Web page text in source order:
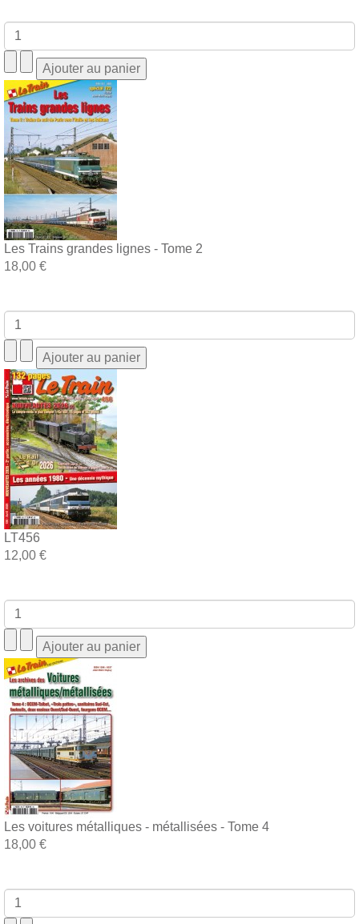
Les Trains grandes lignes - Tome 2
18,00 €
LT456
12,00 €
Les voitures métalliques - métallisées - Tome 4
18,00 €